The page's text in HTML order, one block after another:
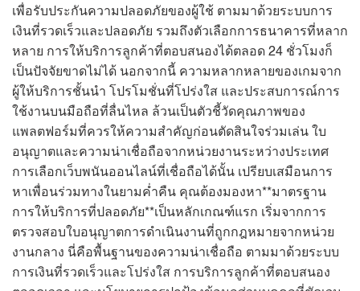
เพื่อรับประกันความปลอดภัยของผู้ใช้ ตามมาด้วยระบบการ
เงินที่รวดเร็วและปลอดภัย รวมถึงตัวเลือกการธนาคารที่หลาก
หลาย การให้บริการลูกค้าที่ตอบสนองได้ตลอด 24 ชั่วโมงก็
เป็นปัจจัยขาดไม่ได้ นอกจากนี้ ความหลากหลายของเกมจาก
ผู้ให้บริการชั้นนำ โปรโมชั่นที่โปร่งใส และประสบการณ์การ
ใช้งานบนมือถือที่ลื่นไหล ล้วนเป็นตัวชี้วัดคุณภาพของ
แพลตฟอร์มที่ควรให้ความสำคัญก่อนตัดสินใจร่วมเล่น ใบ
อนุญาตและความน่าเชื่อถือจากหน่วยงานระหว่างประเทศ
การเลือกเว็บพนันออนไลน์ที่เชื่อถือได้นั้น เปรียบเสมือนการ
หาเพื่อนร่วมทางในยามค่ำคืน คุณต้องมองหา**มาตรฐาน
การให้บริการที่ปลอดภัย**เป็นหลักเกณฑ์แรก เริ่มจากการ
ตรวจสอบใบอนุญาตการดำเนินงานที่ถูกกฎหมายจากหน่วย
งานกลาง นี่คือพื้นฐานของความน่าเชื่อถือ ตามมาด้วยระบบ
การเงินที่รวดเร็วและโปร่งใส การบริการลูกค้าที่ตอบสนอง